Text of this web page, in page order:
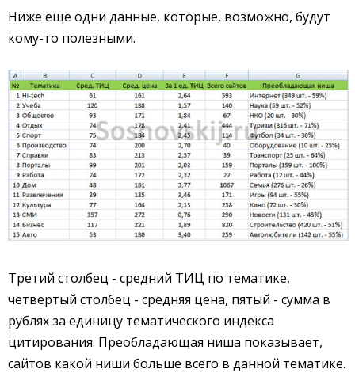
Ниже еще одни данные, которые, возможно, будут
кому-то полезными.
Третий столбец - средний ТИЦ по тематике,
четвертый столбец - средняя цена, пятый - сумма в
рублях за единицу тематического индекса
цитирования. Преобладающая ниша показывает,
сайтов какой ниши больше всего в данной тематике.